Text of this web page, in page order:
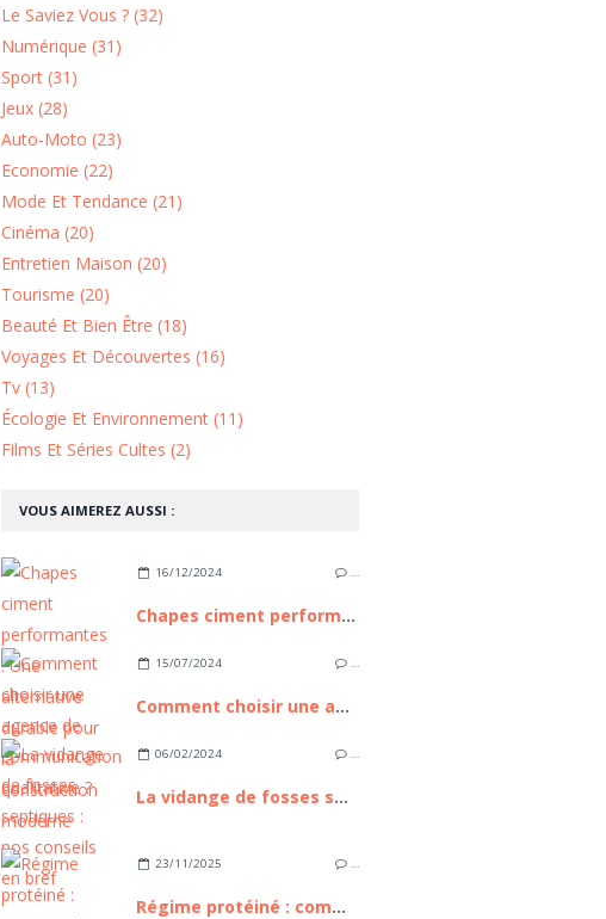
VOUS AIMEREZ AUSSI :
16/12/2024 …
Chapes ciment performantes : Une alternative durable pour la construction moderne
15/07/2024 …
Comment choisir une agence de communication qualitative ?
06/02/2024 …
La vidange de fosses septiques : nos conseils en bref
23/11/2025 …
Régime protéiné : comment réussir ?
Le Saviez Vous ? (32)
Numérique (31)
Sport (31)
Jeux (28)
Auto-Moto (23)
Economie (22)
Mode Et Tendance (21)
Cinéma (20)
Entretien Maison (20)
Tourisme (20)
Beauté Et Bien Être (18)
Voyages Et Découvertes (16)
Tv (13)
Écologie Et Environnement (11)
Films Et Séries Cultes (2)